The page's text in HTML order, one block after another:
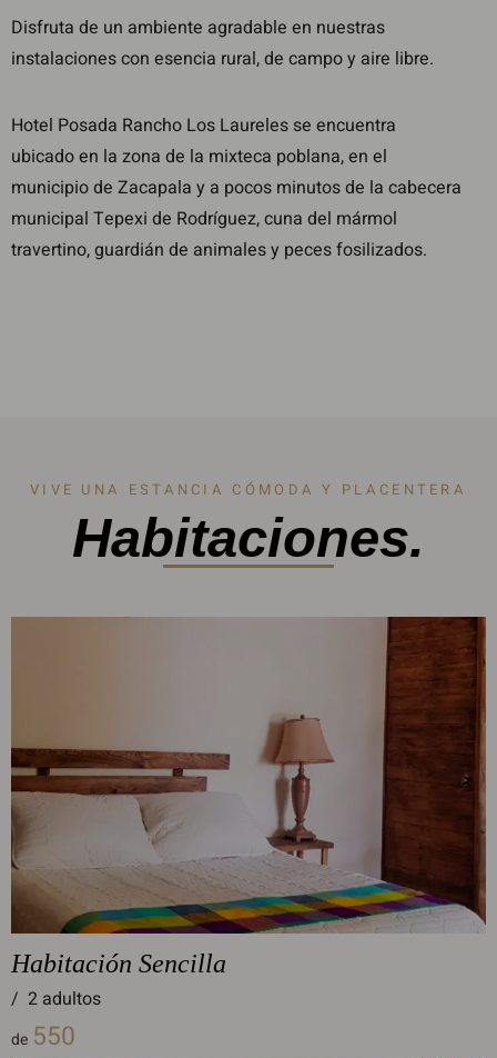
Disfruta de un ambiente agradable en nuestras
instalaciones con esencia rural, de campo y aire libre.
Hotel Posada Rancho Los Laureles se encuentra
ubicado en la zona de la mixteca poblana, en el
municipio de Zacapala y a pocos minutos de la cabecera
municipal Tepexi de Rodríguez, cuna del mármol
travertino, guardián de animales y peces fosilizados.
VIVE UNA ESTANCIA CÓMODA Y PLACENTERA
Habitaciones.
Habitación Sencilla
/ 2 adultos
de 550